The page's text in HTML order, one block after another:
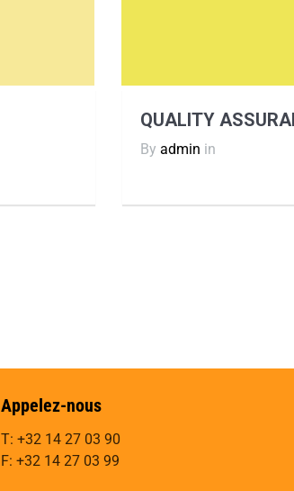
QUALITY
By admin in
Appelez-nous
T: +32 14 27 03 90
F: +32 14 27 03 99